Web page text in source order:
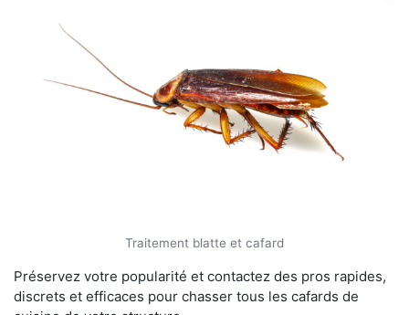
Traitement blatte et cafard
Préservez votre popularité et contactez des pros rapides,
discrets et efficaces pour chasser tous les cafards de